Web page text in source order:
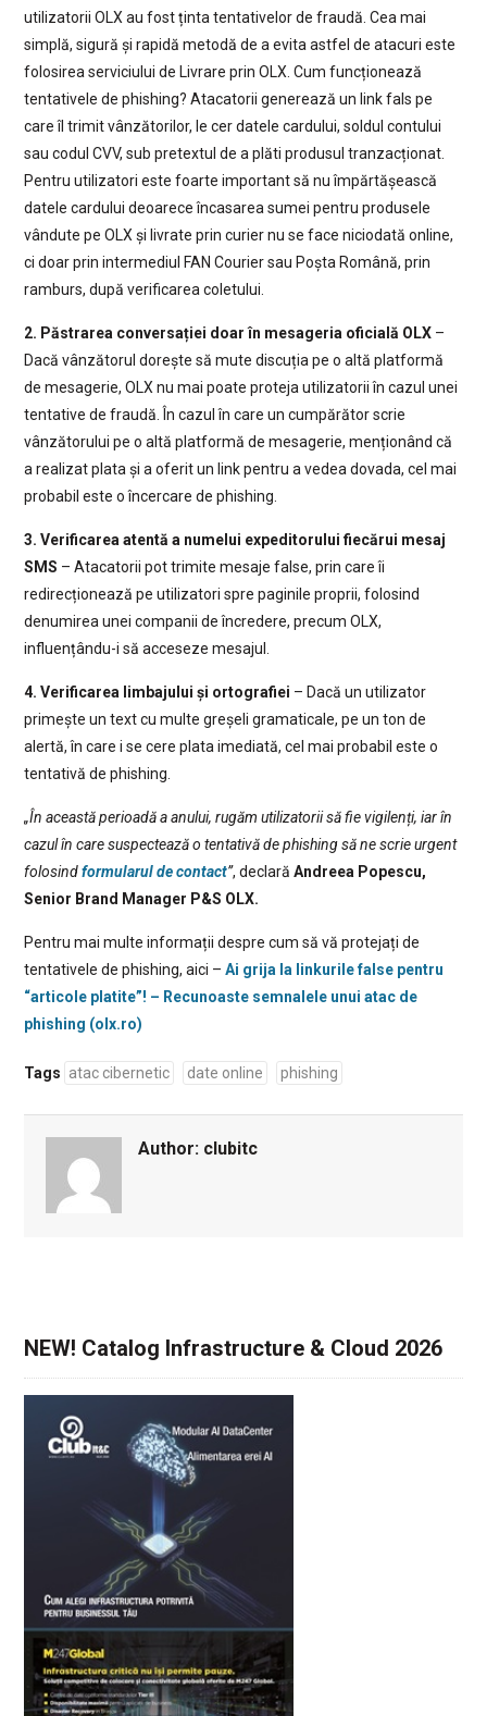
utilizatorii OLX au fost ținta tentativelor de fraudă. Cea mai
simplă, sigură și rapidă metodă de a evita astfel de atacuri este
folosirea serviciului de Livrare prin OLX. Cum funcționează
tentativele de phishing? Atacatorii generează un link fals pe
care îl trimit vânzătorilor, le cer datele cardului, soldul contului
sau codul CVV, sub pretextul de a plăti produsul tranzacționat.
Pentru utilizatori este foarte important să nu împărtășească
datele cardului deoarece încasarea sumei pentru produsele
vândute pe OLX și livrate prin curier nu se face niciodată online,
ci doar prin intermediul FAN Courier sau Poșta Română, prin
ramburs, după verificarea coletului.
2. Păstrarea conversației doar în mesageria oficială OLX–
Dacă vânzătorul dorește să mute discuția pe o altă platformă
de mesagerie, OLX nu mai poate proteja utilizatorii în cazul unei
tentative de fraudă. În cazul în care un cumpărător scrie
vânzătorului pe o altă platformă de mesagerie, menționând că
a realizat plata și a oferit un link pentru a vedea dovada, cel mai
probabil este o încercare de phishing.
3. Verificarea atentă a numelui expeditorului fiecărui mesaj
SMS – Atacatorii pot trimite mesaje false, prin care îi
redirecționează pe utilizatori spre paginile proprii, folosind
denumirea unei companii de încredere, precum OLX,
influențându-i să acceseze mesajul.
4. Verificarea limbajului și ortografiei – Dacă un utilizator
primește un text cu multe greșeli gramaticale, pe un ton de
alertă, în care i se cere plata imediată, cel mai probabil este o
tentativă de phishing.
„În această perioadă a anului, rugăm utilizatorii să fie vigilenți, iar în
cazul în care suspectează o tentativă de phishing să ne scrie urgent
folosindformularul de contact”, declară Andreea Popescu,
Senior Brand Manager P&S OLX.
Pentru mai multe informații despre cum să vă protejați de
tentativele de phishing, aici – Ai grija la linkurile false pentru
“articole platite”! – Recunoaste semnalele unui atac de
phishing (olx.ro)
Tags atac cibernetic date online phishing
Author: clubitc
NEW! Catalog Infrastructure & Cloud 2026